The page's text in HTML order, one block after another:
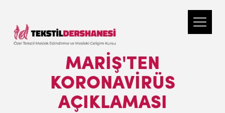
MARİŞ'TEN
KORONAVIRÜS
AÇIKLAMASI